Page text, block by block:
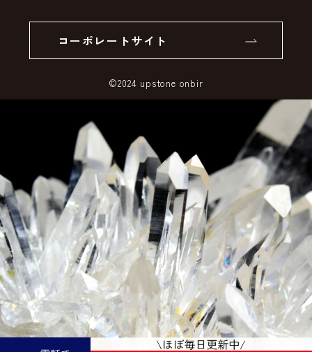
SSLサーバー証明書とは
コーポレートサイト
©2024 upstone onbir